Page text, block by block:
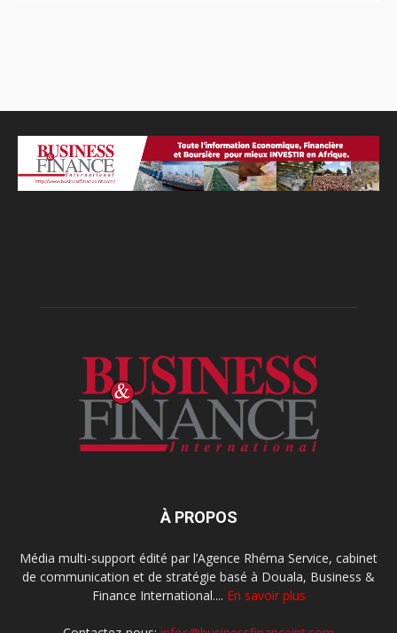
À PROPOS
Média multi-support édité par l’Agence Rhéma Service, cabinet
de communication et de stratégie basé à Douala, Business &
Finance International.... En savoir plus